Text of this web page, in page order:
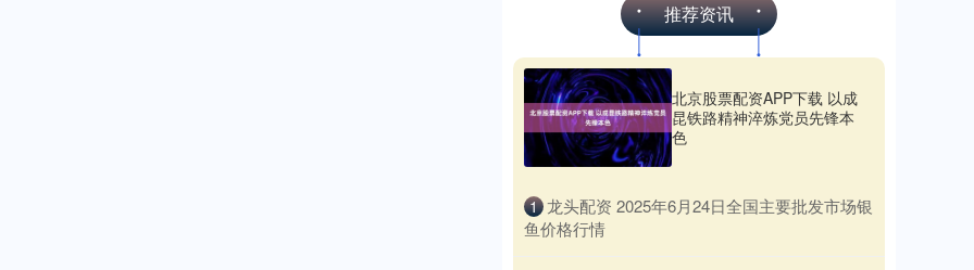
推荐资讯
北京股票配资APP下载 以成
昆铁路精神淬炼党员先锋本
色
1 ​龙头配资 2025年6月24日全国主要批发市场银
鱼价格行情